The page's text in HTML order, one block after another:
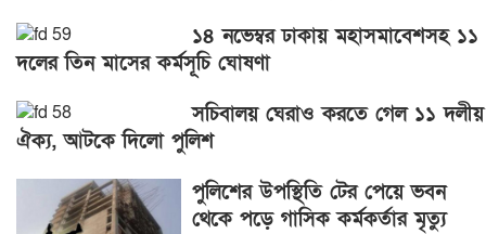
১৪ নভেম্বর ঢাকায় মহাসমাবেশসহ ১১
দলের তিন মাসের কর্মসূচি ঘোষণা
সচিবালয় ঘেরাও করতে গেল ১১ দলীয়
ঐক্য, আটকে দিলো পুলিশ
পুলিশের উপস্থিতি টের পেয়ে ভবন
থেকে পড়ে গাসিক কর্মকর্তার মৃত্যু